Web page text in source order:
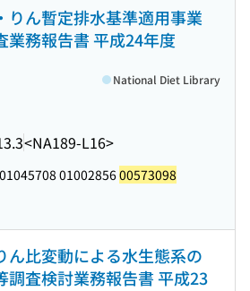
りん暫定排水基準適用事業
業務報告書 平成24年度
<NA189-L16>
National Diet Library
01045708 0100285600573098
ん比変動による水生態系の
調査検討業務報告書 平成23